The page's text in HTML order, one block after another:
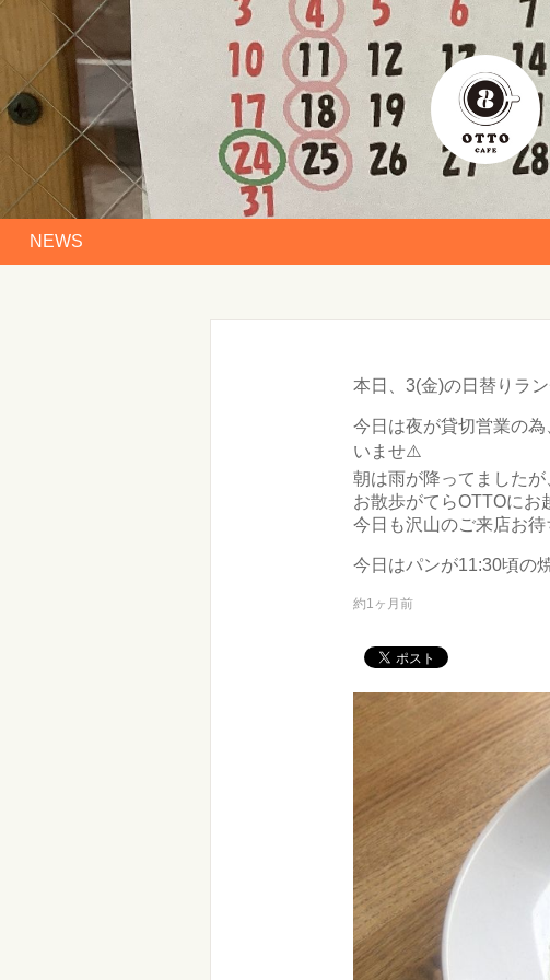
NEWS
本日、3(金)の日替りラ
今日は夜が貸切営業の
いませ⚠️
朝は雨が降ってました
お散歩がてらOTTOにお
今日も沢山のご来店お
今日はパンが11:30頃の
約1ヶ月前